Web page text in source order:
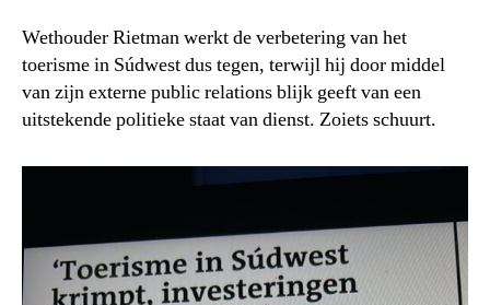
Wethouder Rietman werkt de verbetering van het
toerisme in Súdwest dus tegen, terwijl hij door middel
van zijn externe public relations blijk geeft van een
uitstekende politieke staat van dienst. Zoiets schuurt.